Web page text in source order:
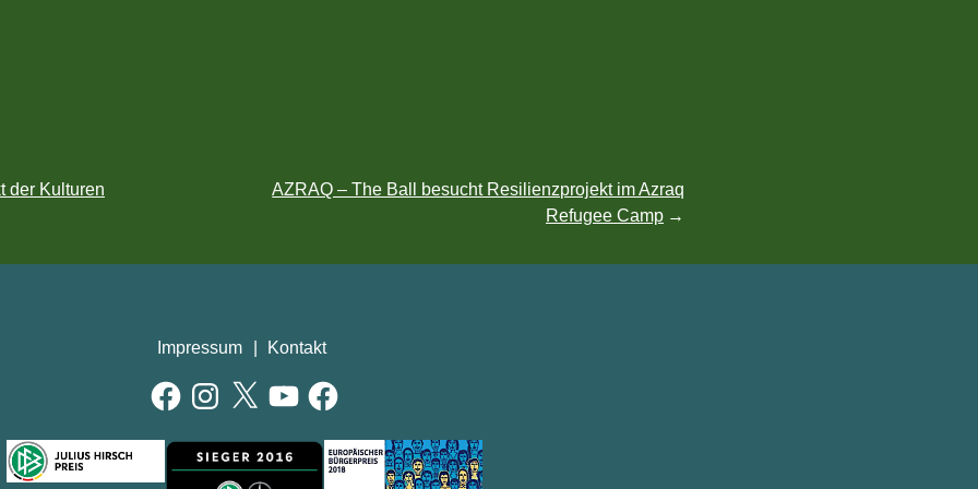
der Kulturen
AZRAQ – The Ball besucht Resilienzprojekt im Azraq
Refugee Camp
Impressum Kontakt
FacebookInstagram
X YouTubeFacebook